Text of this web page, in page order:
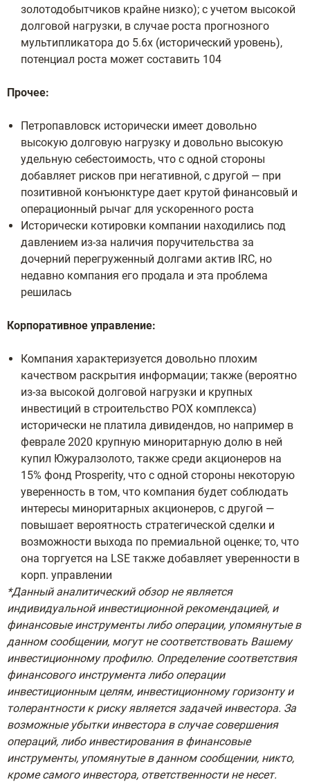
золотодобытчиков крайне низко); с учетом высокой
долговой нагрузки, в случае роста прогнозного
мультипликатора до 5.6x (исторический уровень),
потенциал роста может составить 104
Прочее:
Петропавловск исторически имеет довольно
высокую долговую нагрузку и довольно высокую
удельную себестоимость, что с одной стороны
добавляет рисков при негативной, с другой — при
позитивной конъюнктуре дает крутой финансовый и
операционный рычаг для ускоренного роста
Исторически котировки компании находились под
давлением из-за наличия поручительства за
дочерний перегруженный долгами актив IRC, но
недавно компания его продала и эта проблема
решилась
Корпоративное управление:
Компания характеризуется довольно плохим
качеством раскрытия информации; также (вероятно
из-за высокой долговой нагрузки и крупных
инвестиций в строительство POX комплекса)
исторически не платила дивидендов, но например в
феврале 2020 крупную миноритарную долю в ней
купил Южуралзолото, также среди акционеров на
15% фонд Prosperity, что с одной стороны некоторую
уверенность в том, что компания будет соблюдать
интересы миноритарных акционеров, с другой —
повышает вероятность стратегической сделки и
возможности выхода по премиальной оценке; то, что
она торгуется на LSE также добавляет уверенности в
корп. управлении
*Данный аналитический обзор не является
индивидуальной инвестиционной рекомендацией, и
финансовые инструменты либо операции, упомянутые в
данном сообщении, могут не соответствовать Вашему
инвестиционному профилю. Определение соответствия
финансового инструмента либо операции
инвестиционным целям, инвестиционному горизонту и
толерантности к риску является задачей инвестора. За
возможные убытки инвестора в случае совершения
операций, либо инвестирования в финансовые
инструменты, упомянутые в данном сообщении, никто,
кроме самого инвестора, ответственности не несет.